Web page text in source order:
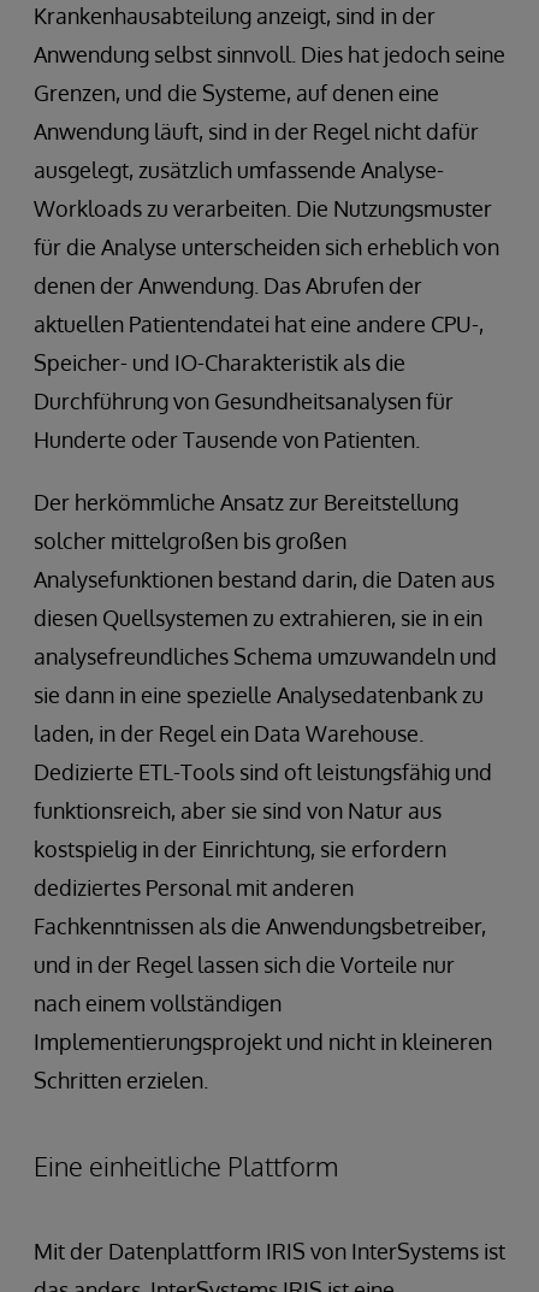
Krankenhausabteilung anzeigt, sind in der
Anwendung selbst sinnvoll. Dies hat jedoch seine
Grenzen, und die Systeme, auf denen eine
Anwendung läuft, sind in der Regel nicht dafür
ausgelegt, zusätzlich umfassende Analyse-
Workloads zu verarbeiten. Die Nutzungsmuster
für die Analyse unterscheiden sich erheblich von
denen der Anwendung. Das Abrufen der
aktuellen Patientendatei hat eine andere CPU-,
Speicher- und IO-Charakteristik als die
Durchführung von Gesundheitsanalysen für
Hunderte oder Tausende von Patienten.
Der herkömmliche Ansatz zur Bereitstellung
solcher mittelgroßen bis großen
Analysefunktionen bestand darin, die Daten aus
diesen Quellsystemen zu extrahieren, sie in ein
analysefreundliches Schema umzuwandeln und
sie dann in eine spezielle Analysedatenbank zu
laden, in der Regel ein Data Warehouse.
Dedizierte ETL-Tools sind oft leistungsfähig und
funktionsreich, aber sie sind von Natur aus
kostspielig in der Einrichtung, sie erfordern
dediziertes Personal mit anderen
Fachkenntnissen als die Anwendungsbetreiber,
und in der Regel lassen sich die Vorteile nur
nach einem vollständigen
Implementierungsprojekt und nicht in kleineren
Schritten erzielen.
Eine einheitliche Plattform
Mit der Datenplattform IRIS von InterSystems ist